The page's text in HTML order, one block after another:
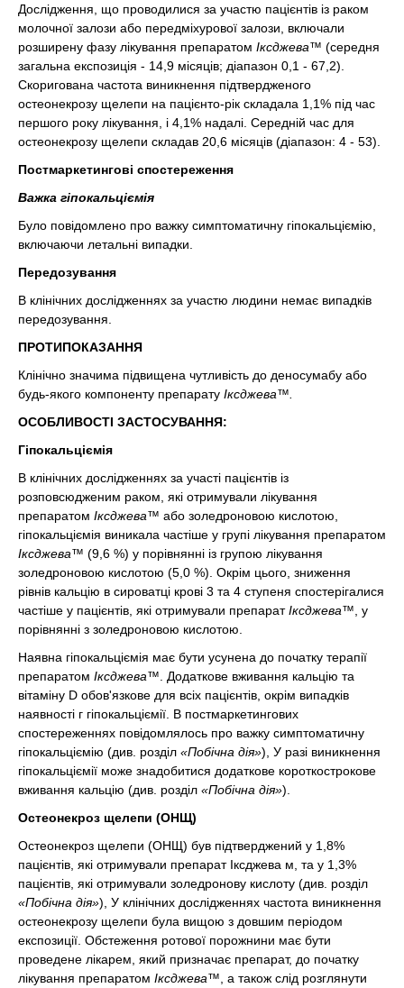
Дослідження, що проводилися за участю пацієнтів із раком
молочної залози або передміхурової залози, включали
розширену фазу лікування препаратом Іксджева™ (середня
загальна експозиція - 14,9 місяців; діапазон 0,1 - 67,2).
Скоригована частота виникнення підтвердженого
остеонекрозу щелепи на пацієнто-рік складала 1,1% під час
першого року лікування, і 4,1% надалі. Середній час для
остеонекрозу щелепи складав 20,6 місяців (діапазон: 4 - 53).
Постмаркетингові спостереження
Важка гіпокальціємія
Було повідомлено про важку симптоматичну гіпокальціємію,
включаючи летальні випадки.
Передозування
В клінічних дослідженнях за участю людини немає випадків
передозування.
ПРОТИПОКАЗАННЯ
Клінічно значима підвищена чутливість до деносумабу або
будь-якого компоненту препарату Іксджева™.
ОСОБЛИВОСТІ ЗАСТОСУВАННЯ:
Гіпокальціємія
В клінічних дослідженнях за участі пацієнтів із
розповсюдженим раком, які отримували лікування
препаратом Іксджева™ або золедроновою кислотою,
гіпокальціємія виникала частіше у групі лікування препаратом
Іксджева™ (9,6 %) у порівнянні із групою лікування
золедроновою кислотою (5,0 %). Окрім цього, зниження
рівнів кальцію в сироватці крові 3 та 4 ступеня спостерігалися
частіше у пацієнтів, які отримували препаратІксджева™ , у
порівнянні з золедроновою кислотою.
Наявна гіпокальціємія має бути усунена до початку терапії
препаратом Іксджева™ . Додаткове вживання кальцію та
вітаміну D обов'язкове для всіх пацієнтів, окрім випадків
наявності г гіпокальціємії. В постмаркетингових
спостереженнях повідомлялось про важку симптоматичну
гіпокальціємію (див. розділ «Побічна дія»), У разі виникнення
гіпокальціємії може знадобитися додаткове короткострокове
вживання кальцію (див. розділ «Побічна дія»).
Остеонекроз щелепи (ОНЩ)
Остеонекроз щелепи (ОНЩ) був підтверджений у 1,8%
пацієнтів, які отримували препарат Іксджева м, та у 1,3%
пацієнтів, які отримували золедронову кислоту (див. розділ
«Побічна дія»), У клінічних дослідженнях частота виникнення
остеонекрозу щелепи була вищою з довшим періодом
експозиції. Обстеження ротової порожнини має бути
проведене лікарем, який призначає препарат, до початку
лікування препаратом Іксджева™ , а також слід розглянути